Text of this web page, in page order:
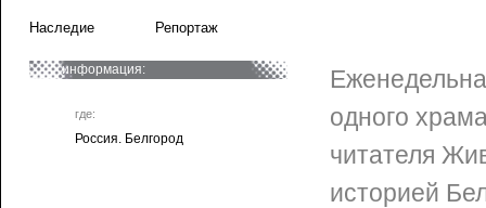
Наследие Репортаж
информация:
где:
Россия. Белгород
одного
читателя
историей